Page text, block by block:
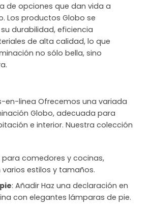
de opciones que dan vida a
Los productos Globo se
durabilidad, eficiencia
de alta calidad, lo que
no sólo bella, sino
en-linea Ofrecemos una variada
Globo, adecuada para
e interior. Nuestra colección
para comedores y cocinas,
varios estilos y tamaños.
: Añadir Haz una declaración en
con elegantes lámparas de pie.